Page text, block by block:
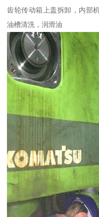
齿轮传动箱上盖拆卸，内部
油槽清洗，润滑油